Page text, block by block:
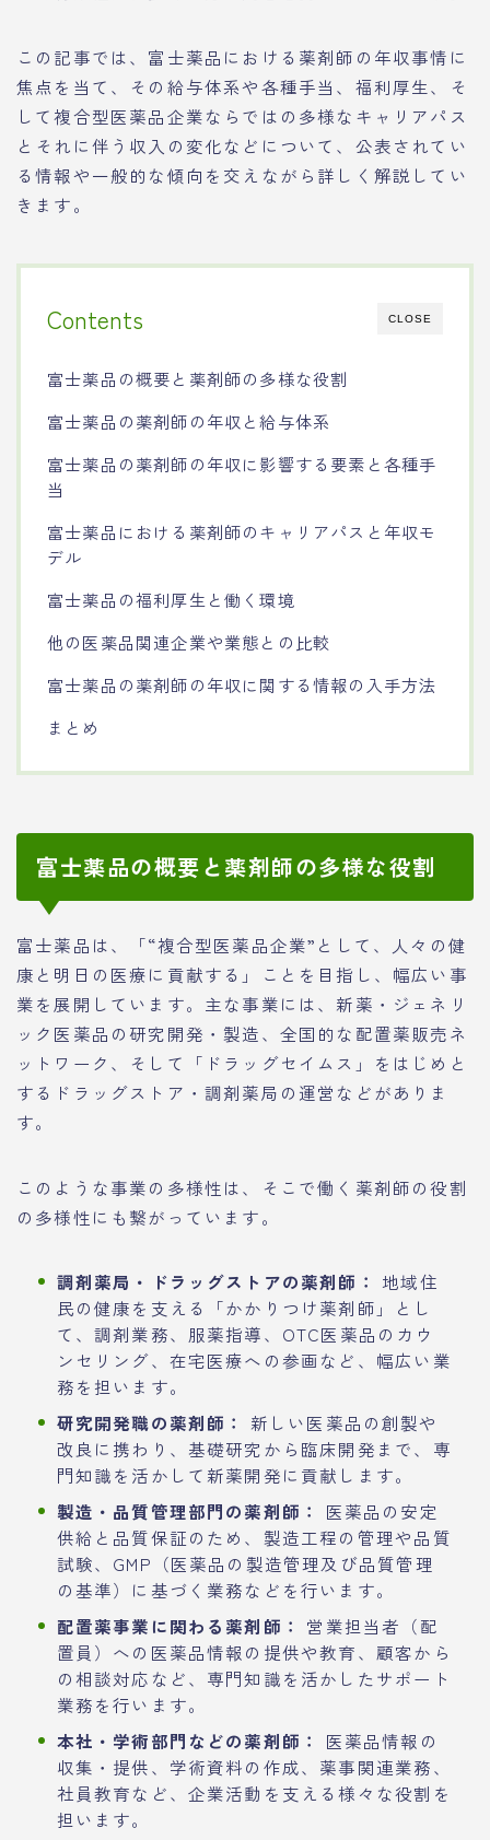
この記事では、富士薬品における薬剤師の年収事情に
焦点を当て、その給与体系や各種手当、福利厚生、そ
して複合型医薬品企業ならではの多様なキャリアパス
とそれに伴う収入の変化などについて、公表されてい
る情報や一般的な傾向を交えながら詳しく解説してい
きます。
CLOSE
Contents
富士薬品の概要と薬剤師の多様な役割
富士薬品の薬剤師の年収と給与体系
富士薬品の薬剤師の年収に影響する要素と各種手
当
富士薬品における薬剤師のキャリアパスと年収モ
デル
富士薬品の福利厚生と働く環境
他の医薬品関連企業や業態との比較
富士薬品の薬剤師の年収に関する情報の入手方法
まとめ
富士薬品の概要と薬剤師の多様な役割
富士薬品は、「“複合型医薬品企業”として、人々の健
康と明日の医療に貢献する」ことを目指し、幅広い事
業を展開しています。主な事業には、新薬・ジェネリ
ック医薬品の研究開発・製造、全国的な配置薬販売ネ
ットワーク、そして「ドラッグセイムス」をはじめと
するドラッグストア・調剤薬局の運営などがありま
す。
このような事業の多様性は、そこで働く薬剤師の役割
の多様性にも繋がっています。
調剤薬局・ドラッグストアの薬剤師：
地域住
民の健康を支える「かかりつけ薬剤師」とし
て、調剤業務、服薬指導、OTC医薬品のカウ
ンセリング、在宅医療への参画など、幅広い業
務を担います。
研究開発職の薬剤師：
新しい医薬品の創製や
改良に携わり、基礎研究から臨床開発まで、専
門知識を活かして新薬開発に貢献します。
製造・品質管理部門の薬剤師：
医薬品の安定
供給と品質保証のため、製造工程の管理や品質
試験、GMP（医薬品の製造管理及び品質管理
の基準）に基づく業務などを行います。
配置薬事業に関わる薬剤師：
営業担当者（配
置員）への医薬品情報の提供や教育、顧客から
の相談対応など、専門知識を活かしたサポート
業務を行います。
本社・学術部門などの薬剤師：
医薬品情報の
収集・提供、学術資料の作成、薬事関連業務、
社員教育など、企業活動を支える様々な役割を
担います。